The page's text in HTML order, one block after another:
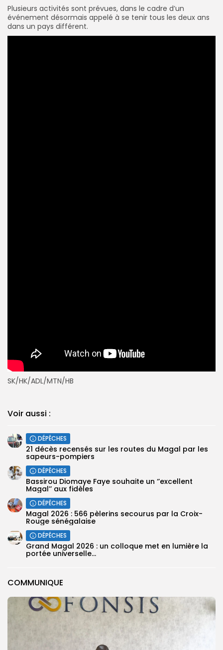
COMMUNIQUE
Plusieurs activités sont prévues, dans le cadre d’un
événement désormais appelé à se tenir tous les deux ans
dans un pays différent.
SK/HK/ADL/MTN/HB
Voir aussi :
DÉPÊCHES
21 décès recensés sur les routes du Magal par les
sapeurs-pompiers
DÉPÊCHES
Bassirou Diomaye Faye souhaite un ‘’excellent
Magal’’ aux fidèles
DÉPÊCHES
Magal 2026 : 566 pèlerins secourus par la Croix-
Rouge sénégalaise
DÉPÊCHES
Grand Magal 2026 : un colloque met en lumière la
portée universelle...